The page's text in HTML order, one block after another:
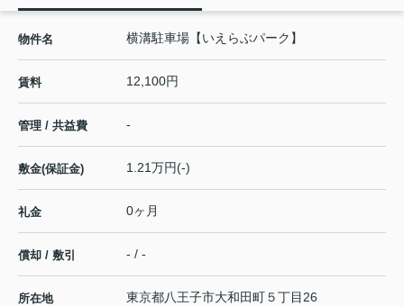
物件名 横溝駐車場【いえらぶパーク】
賃料 12,100円
管理 / 共益費 -
敷金(保証金) 1.21万円(-)
礼金 0ヶ月
償却 / 敷引 - / -
所在地 東京都八王子市大和田町５丁目26